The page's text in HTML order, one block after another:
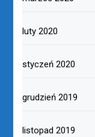
luty 2020
styczeń 2020
grudzień 2019
listopad 2019